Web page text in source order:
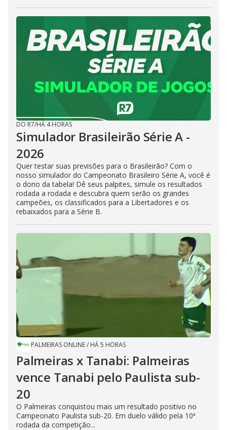
DO R7/HÁ 4 HORAS
Simulador Brasileirão Série A -
2026
Quer testar suas previsões para o Brasileirão? Com o
nosso simulador do Campeonato Brasileiro Série A, você é
o dono da tabela! Dê seus palpites, simule os resultados
rodada a rodada e descubra quem serão os grandes
campeões, os classificados para a Libertadores e os
rebaixados para a Série B.
PALMEIRAS ONLINE/ HÁ 5 HORAS
Palmeiras x Tanabi: Palmeiras
vence Tanabi pelo Paulista sub-
20
O Palmeiras conquistou mais um resultado positivo no
Campeonato Paulista sub-20. Em duelo válido pela 10ª
rodada da competição...